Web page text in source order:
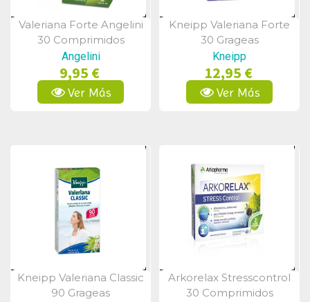
Vista Rápida
Valeriana Forte Angelini
30 Comprimidos
Angelini
9,95 €
Ver Más
Vista Rápida
Kneipp Valeriana Forte
30 Grageas
Kneipp
12,95 €
Ver Más
Vista Rápida
Kneipp Valeriana Classic
90 Grageas
Vista Rápida
Arkorelax Stresscontrol
30 Comprimidos